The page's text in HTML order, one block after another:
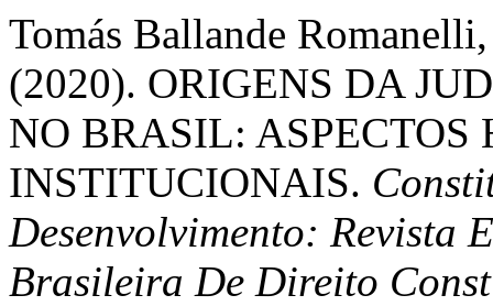
Tomás Ballande
(2020). ORIGENS DA
NO BRASIL: ASPECTOS
INSTITUCIONAIS.
Desenvolvimento: Revista
Brasileira De Direito